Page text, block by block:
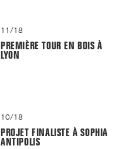
11/18
PREMIÈRE TOUR EN BOIS À
LYON
10/18
PROJET FINALISTE À SOPHIA
ANTIPOLIS